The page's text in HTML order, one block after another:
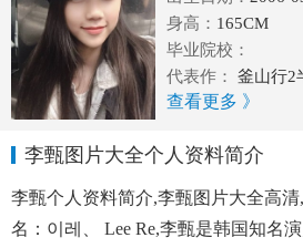
身高： 165CM
毕业院校：
代表作：
釜山行2
法
查看更多 》
李甄图片大全个人资料简介
李甄个人资料简介,李甄图片大全高
名：이레、 Lee Re,李甄是韩国知名